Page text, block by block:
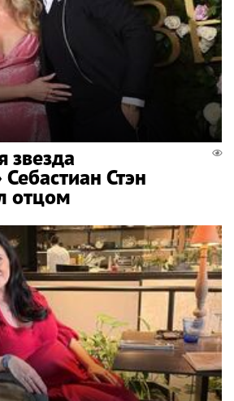
звезда
Стэн
отцом